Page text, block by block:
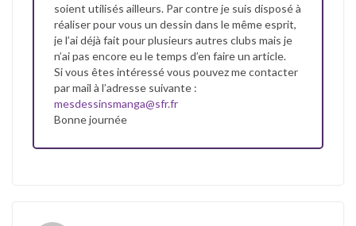
soient utilisés ailleurs. Par contre je suis disposé à
réaliser pour vous un dessin dans le même esprit,
je l’ai déjà fait pour plusieurs autres clubs mais je
n’ai pas encore eu le temps d’en faire un article.
Si vous êtes intéressé vous pouvez me contacter
par mail à l’adresse suivante :
mesdessinsmanga@sfr.fr
Bonne journée